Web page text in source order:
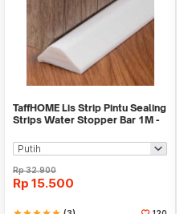
TaffHOME Lis Strip Pintu Sealing
Strips Water Stopper Bar 1M -
Rp32.900
Rp 15.500